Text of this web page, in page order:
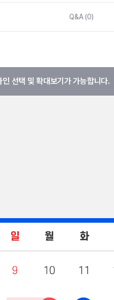
Q&A (0)
선택 및 확대보기가 가능합니다.